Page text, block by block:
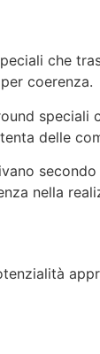
che
coerenza.
delle
nella